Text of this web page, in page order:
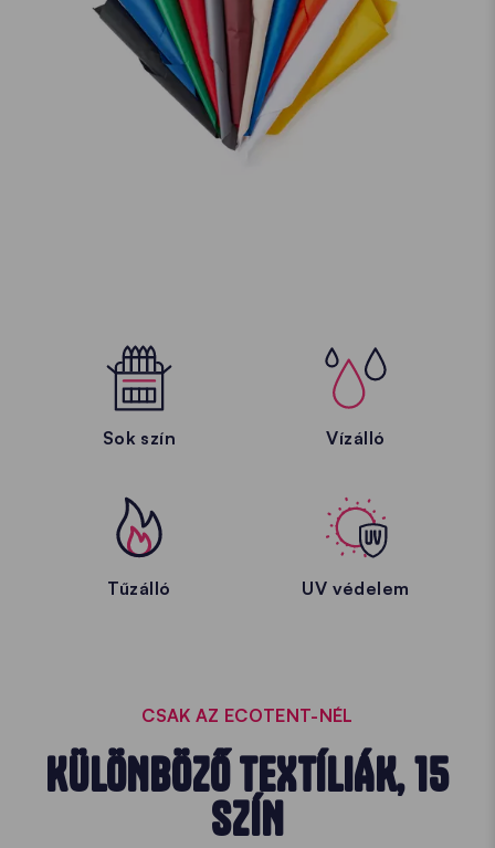
Sok szín Vízálló
Tűzálló UV védelem
CSAK AZ ECOTENT-NÉL
KÜLÖNBÖZŐ TEXTÍLIÁK, 15
SZÍN